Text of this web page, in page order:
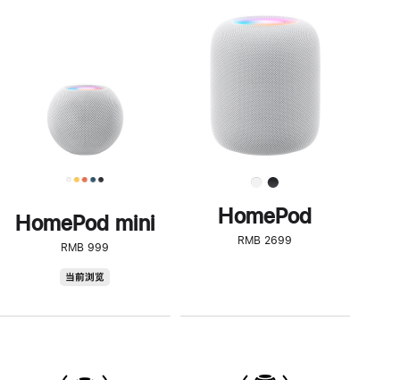
HomePod mini
RMB 999
当前浏览
步
了
解
HomePod<
HomePod
RMB 2699